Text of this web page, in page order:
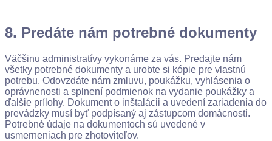
8. Predáte nám potrebné dokumenty
Väčšinu administratívy vykonáme za vás. Predajte nám
všetky potrebné dokumenty a urobte si kópie pre vlastnú
potrebu. Odovzdáte nám zmluvu, poukážku, vyhlásenia o
oprávnenosti a splnení podmienok na vydanie poukážky a
ďalšie prílohy. Dokument o inštalácii a uvedení zariadenia do
prevádzky musí byť podpísaný aj zástupcom domácnosti.
Potrebné údaje na dokumentoch sú uvedené v
usmerneniach pre zhotoviteľov.